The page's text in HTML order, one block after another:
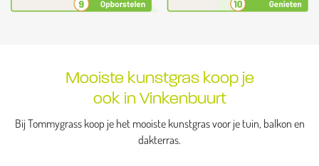
Mooiste kunstgras koop je
ook in Vinkenbuurt
Bij Tommygrass koop je het mooiste kunstgras voor je tuin, balkon en
dakterras.